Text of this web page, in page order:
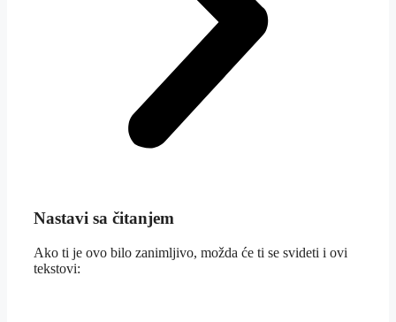
Nastavi sa čitanjem
Ako ti je ovo bilo zanimljivo, možda će ti se svideti i ovi
tekstovi: